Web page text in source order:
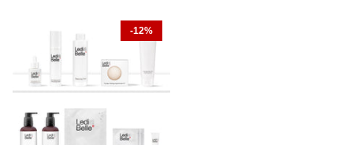
-12%